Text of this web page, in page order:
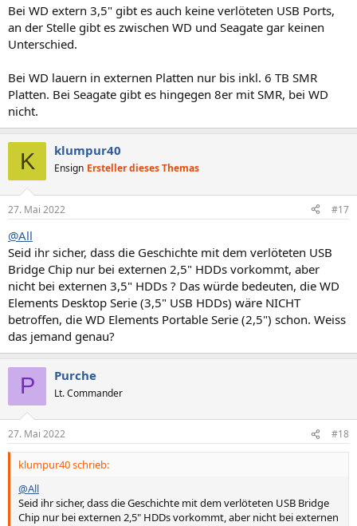
:
Bei WD extern 3,5" gibt es auch keine verlöteten USB Ports,
an der Stelle gibt es zwischen WD und Seagate gar keinen
Unterschied.
Bei WD lauern in externen Platten nur bis inkl. 6 TB SMR
Platten. Bei Seagate gibt es hingegen 8er mit SMR, bei WD
nicht.
K klumpur40
Ensign Ersteller dieses Themas
27. Mai 2022 #17
@All
Seid ihr sicher, dass die Geschichte mit dem verlöteten USB
Bridge Chip nur bei externen 2,5" HDDs vorkommt, aber
nicht bei externen 3,5" HDDs ? Das würde bedeuten, die WD
Elements Desktop Serie (3,5" USB HDDs) wäre NICHT
betroffen, die WD Elements Portable Serie (2,5") schon. Weiss
das jemand genau?
P Purche
Lt. Commander
27. Mai 2022 #18
klumpur40 schrieb:
@All
Seid ihr sicher, dass die Geschichte mit dem verlöteten USB Bridge
Chip nur bei externen 2,5" HDDs vorkommt, aber nicht bei externen